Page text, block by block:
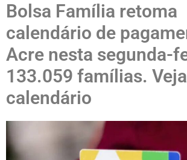
Bolsa Família retoma
calendário de
Acre nesta segunda-
133.059 famílias.
calendário